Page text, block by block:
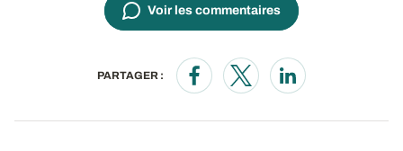
Voir les commentaires
PARTAGER :
Opens in a new window
Opens in a new window
Opens in a new